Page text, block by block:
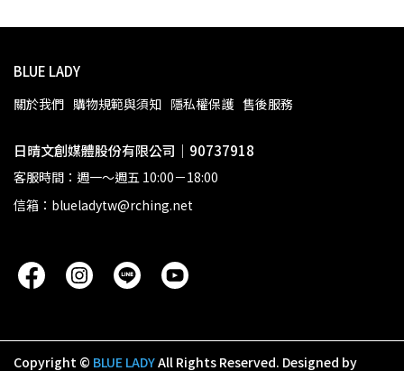
BLUE LADY
關於我們 購物規範與須知 隱私權保護 售後服務
日晴文創媒體股份有限公司｜90737918
客服時間：週一～週五 10:00－18:00
信箱：blueladytw@rching.net
Copyright © BLUE LADYAll Rights Reserved. Designed by